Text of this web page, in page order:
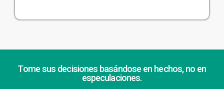
Tome sus decisiones basándose en hechos, no en
especulaciones.